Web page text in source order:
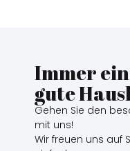
Immer
gute
Gehen Sie den
mit uns!
Wir freuen uns auf